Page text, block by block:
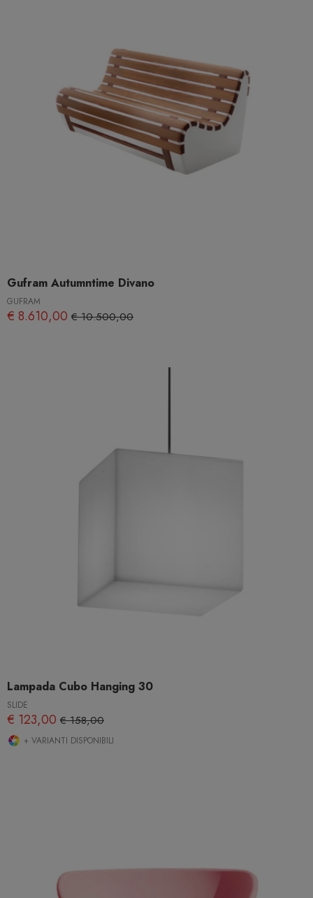
Gufram Autumntime Divano
GUFRAM
€ 8.610,00 € 10.500,00
Lampada Cubo Hanging 30
SLIDE
€ 123,00 € 158,00
+ VARIANTI DISPONIBILI